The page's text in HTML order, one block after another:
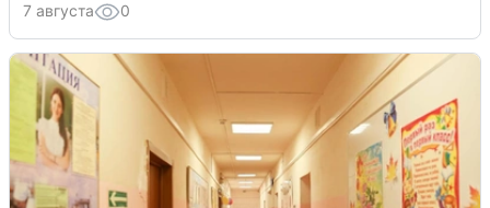
7 августа 0